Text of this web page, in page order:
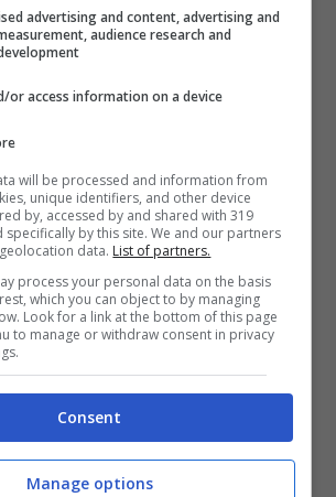
nei cani timorosi sono stati
di acido lattico e acido
di lattobacilli, ossia
parte proprio dei Firmicutes.
fanno pensare che la
del microbiota intestinale
ruolo nei
dei cani.
modifiche mirate alla dieta
advertising and content, advertising and
audience research and
or access information on a device
will be processed and information from
unique identifiers, and other device
by, accessed by and shared with 319
specifically by this site. We and our partners
data. List of partners.
process your personal data on the basis
which you can object to by managing
Look for a link at the bottom of this page
to manage or withdraw consent in privacy
Consent
Manage options